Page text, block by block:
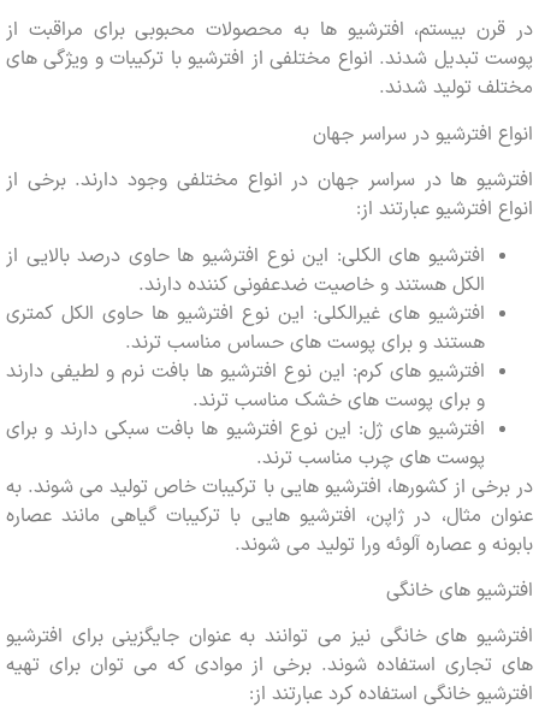
بیستم، افترشیو ها به محصولات محبوبی برای مراقبت از
شدند. انواع مختلفی از افترشیو با ترکیبات و ویژگی های
تولید شدند.
افترشیو در سراسر جهان
ها در سراسر جهان در انواع مختلفی وجود دارند. برخی از
افترشیو عبارتند از:
افترشیو های الکلی: این نوع افترشیو ها حاوی درصد بالایی از
الکل هستند و خاصیت ضدعفونی کننده دارند.
افترشیو های غیرالکلی: این نوع افترشیو ها حاوی الکل کمتری
هستند و برای پوست های حساس مناسب ترند.
افترشیو های کرم: این نوع افترشیو ها بافت نرم و لطیفی دارند
و برای پوست های خشک مناسب ترند.
افترشیو های ژل: این نوع افترشیو ها بافت سبکی دارند و برای
پوست های چرب مناسب ترند.
از کشورها، افترشیو هایی با ترکیبات خاص تولید می شوند. به
مثال، در ژاپن، افترشیو هایی با ترکیبات گیاهی مانند عصاره
و عصاره آلوئه ورا تولید می شوند.
های خانگی
های خانگی نیز می توانند به عنوان جایگزینی برای افترشیو
استفاده شوند. برخی از موادی که می توان برای تهیه
خانگی استفاده کرد عبارتند از: